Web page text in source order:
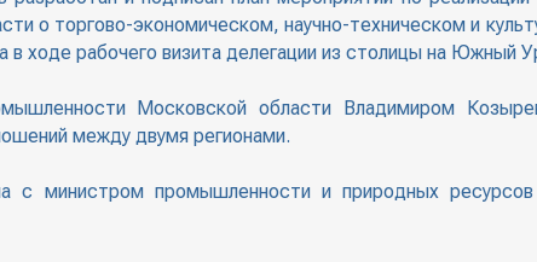
о торгово-экономическом, научно-техническом и
ходе рабочего визита делегации из столицы на Южный
Московской области Владимиром
между двумя регионами.
с министром промышленности и природных